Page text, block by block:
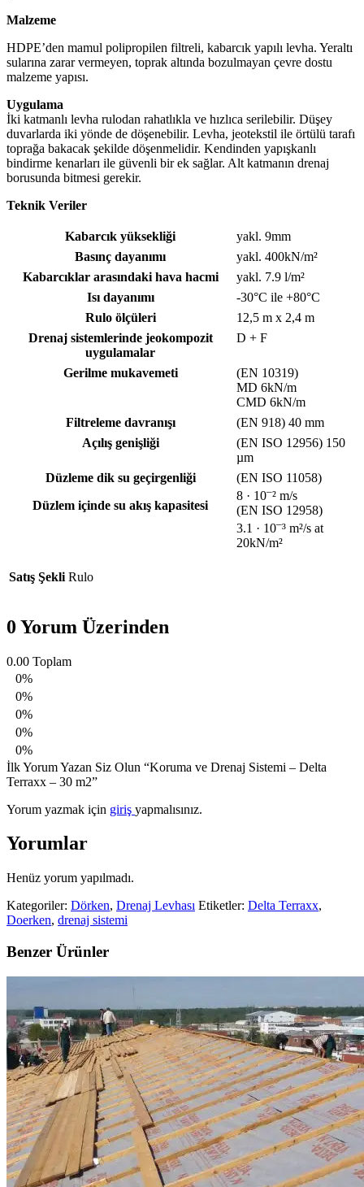
Malzeme
HDPE’den mamul polipropilen filtreli, kabarcık yapılı levha. Yeraltı
sularına zarar vermeyen, toprak altında bozulmayan çevre dostu
malzeme yapısı.
Uygulama
İki katmanlı levha rulodan rahatlıkla ve hızlıca serilebilir. Düşey
duvarlarda iki yönde de döşenebilir. Levha, jeotekstil ile örtülü tarafı
toprağa bakacak şekilde döşenmelidir. Kendinden yapışkanlı
bindirme kenarları ile güvenli bir ek sağlar. Alt katmanın drenaj
borusunda bitmesi gerekir.
Teknik Veriler
Kabarcık yüksekliği
yakl. 9mm
Basınç dayanımı
yakl. 400kN/m²
Kabarcıklar arasındaki hava hacmi
yakl. 7.9 l/m²
Isı dayanımı
-30°C ile +80°C
Rulo ölçüleri
12,5 m x 2,4 m
Drenaj sistemlerinde jeokompozit
uygulamalar
D + F
Gerilme mukavemeti
(EN 10319)
MD 6kN/m
CMD 6kN/m
Filtreleme davranışı
(EN 918) 40 mm
Açılış genişliği
(EN ISO 12956) 150
µm
Düzleme dik su geçirgenliği
Düzlem içinde su akış kapasitesi
(EN ISO 11058)
8 · 10–² m/s
(EN ISO 12958)
3.1 · 10–³ m²/s at
20kN/m²
Satış Şekli Rulo
0 Yorum Üzerinden
0.00 Toplam
0%
0%
0%
0%
0%
İlk Yorum Yazan Siz Olun “Koruma ve Drenaj Sistemi – Delta
Terraxx – 30 m2”
Yorum yazmak için giriş yapmalısınız.
Yorumlar
Henüz yorum yapılmadı.
Kategoriler: Dörken, Drenaj Levhası Etiketler: Delta Terraxx,
Doerken, drenaj sistemi
Benzer Ürünler